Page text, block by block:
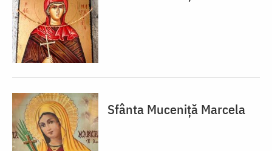
Sfânta Muceniță Marcela